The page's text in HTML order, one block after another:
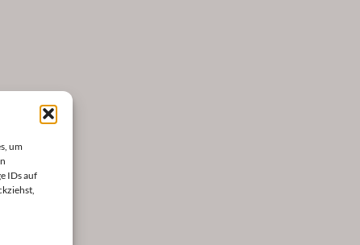
um
IDs auf